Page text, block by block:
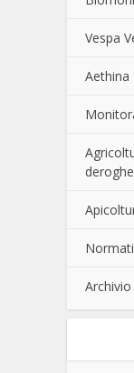
Vespa
Aethina
deroghe